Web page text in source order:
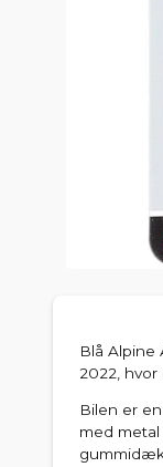
Blå Alpine
2022, hvor
Bilen er
med
gummidæk